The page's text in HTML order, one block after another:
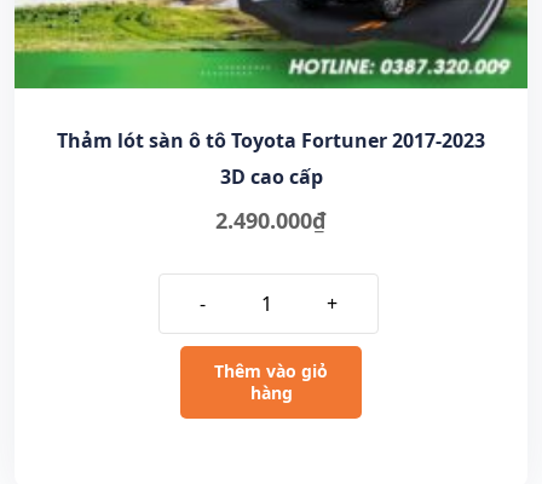
Thảm lót sàn ô tô Toyota Fortuner 2017-2023
3D cao cấp
2.490.000₫
- +
Thêm vào giỏ
hàng